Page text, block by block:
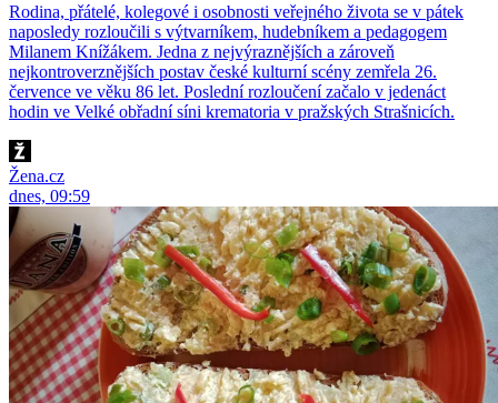
Rodina, přátelé, kolegové i osobnosti veřejného života se v pátek
naposledy rozloučili s výtvarníkem, hudebníkem a pedagogem
Milanem Knížákem. Jedna z nejvýraznějších a zároveň
nejkontroverznějších postav české kulturní scény zemřela 26.
července ve věku 86 let. Poslední rozloučení začalo v jedenáct
hodin ve Velké obřadní síni krematoria v pražských Strašnicích.
Žena.cz
dnes, 09:59